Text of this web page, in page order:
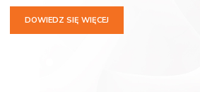
DOWIEDZ SIĘ WIĘCEJ